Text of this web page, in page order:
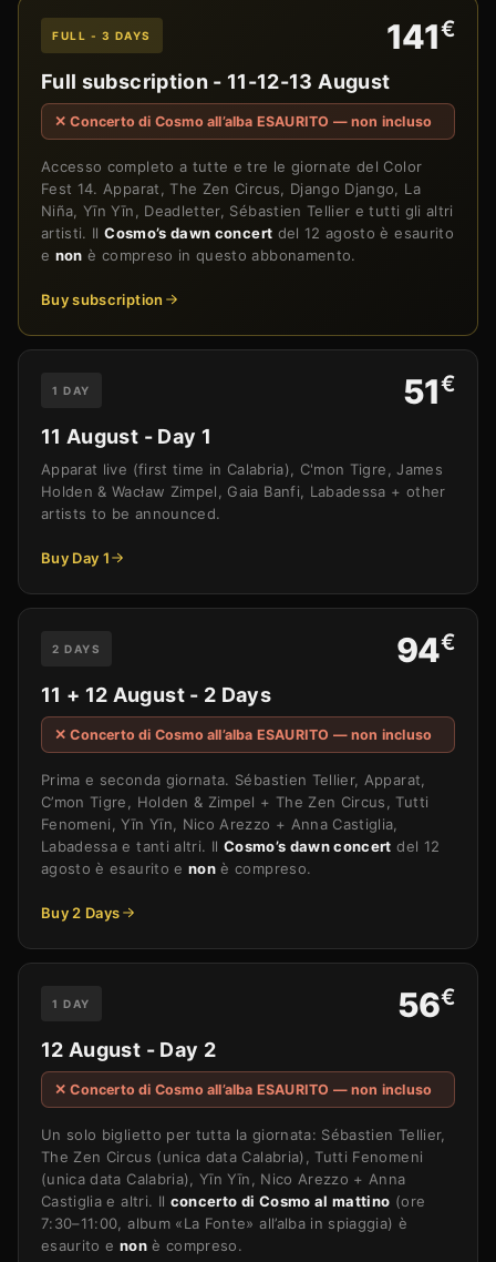
FULL - 3 DAYS 141€
Full subscription - 11-12-13 August
✕ Concerto di Cosmo all’alba ESAURITO — non incluso
Accesso completo a tutte e tre le giornate del Color
Fest 14. Apparat, The Zen Circus, Django Django, La
Niña, Yīn Yīn, Deadletter, Sébastien Tellier e tutti gli altri
artisti. IlCosmo’s dawn concert del 12 agosto è esaurito
e non è compreso in questo abbonamento.
Buy subscription
1 DAY 51€
11 August - Day 1
Apparat live (first time in Calabria), C'mon Tigre, James
Holden & Wacław Zimpel, Gaia Banfi, Labadessa + other
artists to be announced.
Buy Day 1
2 DAYS 94€
11 + 12 August - 2 Days
✕ Concerto di Cosmo all’alba ESAURITO — non incluso
Prima e seconda giornata. Sébastien Tellier, Apparat,
C’mon Tigre, Holden & Zimpel + The Zen Circus, Tutti
Fenomeni, Yīn Yīn, Nico Arezzo + Anna Castiglia,
Labadessa e tanti altri. Il Cosmo’s dawn concert del 12
agosto è esaurito e non è compreso.
Buy 2 Days
1 DAY 56€
12 August - Day 2
✕ Concerto di Cosmo all’alba ESAURITO — non incluso
Un solo biglietto per tutta la giornata: Sébastien Tellier,
The Zen Circus (unica data Calabria), Tutti Fenomeni
(unica data Calabria), Yīn Yīn, Nico Arezzo + Anna
Castiglia e altri. Il concerto di Cosmo al mattino (ore
7:30–11:00, album «La Fonte» all’alba in spiaggia) è
esaurito e nonè compreso.